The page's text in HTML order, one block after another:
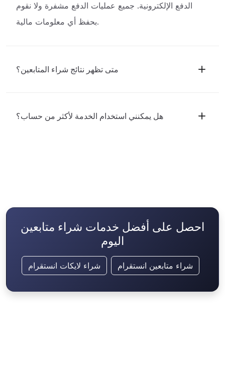
الدفع الإلكترونية. جميع عمليات الدفع مشفرة ولا نقوم
بحفظ أي معلومات مالية.
متى تظهر نتائج شراء المتابعين؟
هل يمكنني استخدام الخدمة لأكثر من حساب؟
احصل على أفضل خدمات شراء متابعين
اليوم
شراء لايكات انستقرام شراء متابعين انستقرام